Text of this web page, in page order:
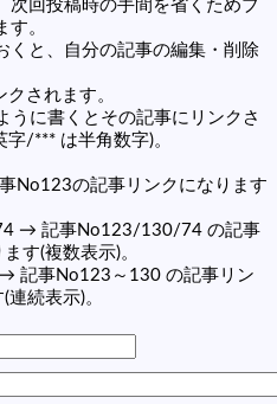
次回投稿時の手間を省くためブ
す。
くと、自分の記事の編集・削除
されます。
うに書くとその記事にリンクさ
/*** は半角数字)。
No123の記事リンクになります
→ 記事No123/130/74 の記事
す(複数表示)。
記事No123～130 の記事リン
連続表示)。